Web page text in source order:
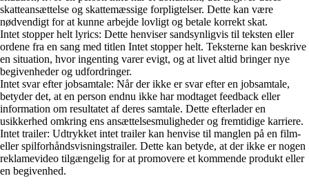
skatteansættelse og skattemæssige forpligtelser. Dette kan være
nødvendigt for at kunne arbejde lovligt og betale korrekt skat.
Intet stopper helt lyrics: Dette henviser sandsynligvis til teksten eller
ordene fra en sang med titlen Intet stopper helt. Teksterne kan beskrive
en situation, hvor ingenting varer evigt, og at livet altid bringer nye
begivenheder og udfordringer.
Intet svar efter jobsamtale: Når der ikke er svar efter en jobsamtale,
betyder det, at en person endnu ikke har modtaget feedback eller
information om resultatet af deres samtale. Dette efterlader en
usikkerhed omkring ens ansættelsesmuligheder og fremtidige karriere.
Intet trailer: Udtrykket intet trailer kan henvise til manglen på en film-
eller spilforhåndsvisningstrailer. Dette kan betyde, at der ikke er nogen
reklamevideo tilgængelig for at promovere et kommende produkt eller
en begivenhed.